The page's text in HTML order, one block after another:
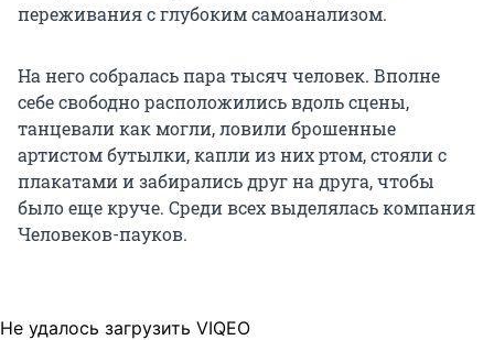
переживания с глубоким самоанализом.
На него собралась пара тысяч человек. Вполне
себе свободно расположились вдоль сцены,
танцевали как могли, ловили брошенные
артистом бутылки, капли из них ртом, стояли с
плакатами и забирались друг на друга, чтобы
было еще круче. Среди всех выделялась компания
Человеков-пауков.
Не удалось загрузить VIQEO